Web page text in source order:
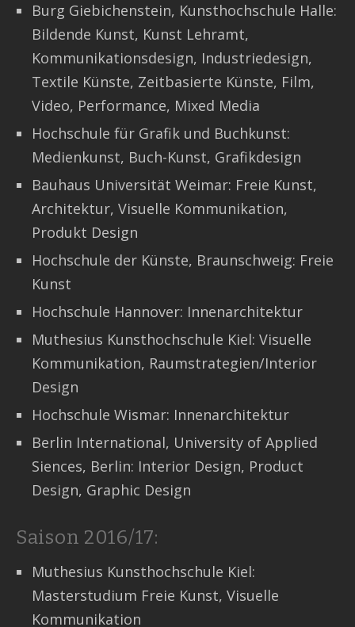
Burg Giebichenstein, Kunsthochschule Halle:
Bildende Kunst, Kunst Lehramt,
Kommunikationsdesign, Industriedesign,
Textile Künste, Zeitbasierte Künste, Film,
Video, Performance, Mixed Media
Hochschule für Grafik und Buchkunst:
Medienkunst, Buch-Kunst, Grafikdesign
Bauhaus Universität Weimar: Freie Kunst,
Architektur, Visuelle Kommunikation,
Produkt Design
Hochschule der Künste, Braunschweig: Freie
Kunst
Hochschule Hannover: Innenarchitektur
Muthesius Kunsthochschule Kiel: Visuelle
Kommunikation, Raumstrategien/Interior
Design
Hochschule Wismar: Innenarchitektur
Berlin International, University of Applied
Siences, Berlin: Interior Design, Product
Design, Graphic Design
Saison 2016/17:
Muthesius Kunsthochschule Kiel:
Masterstudium Freie Kunst, Visuelle
Kommunikation